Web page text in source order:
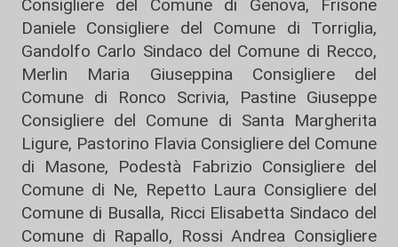
Consigliere del Comune di Genova, Frisone
Daniele Consigliere del Comune di Torriglia,
Gandolfo Carlo Sindaco del Comune di Recco,
Merlin Maria Giuseppina Consigliere del
Comune di Ronco Scrivia, Pastine Giuseppe
Consigliere del Comune di Santa Margherita
Ligure, Pastorino Flavia Consigliere del Comune
di Masone, Podestà Fabrizio Consigliere del
Comune di Ne, Repetto Laura Consigliere del
Comune di Busalla, Ricci Elisabetta Sindaco del
Comune di Rapallo, Rossi Andrea Consigliere